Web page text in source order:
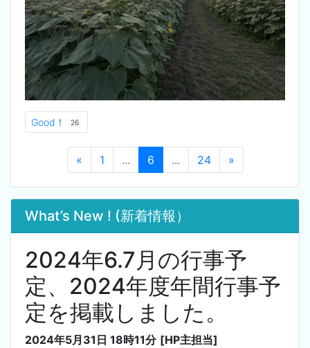
Good！ 26
« 1 ... 6 ... 24 »
What’s New ! (新着情報）
2024年6.7月の行事予
定、2024年度年間行事予
定を掲載しました。
2024年5月31日 18時11分 [HP主担当]